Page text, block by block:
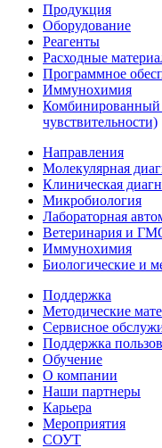
Продукция
Оборудование
Реагенты
Расходные
Программное
Иммунохимия
Комбинированный
чувствительности)
Направления
Молекулярная
Клиническая
Микробиология
Лабораторная
Ветеринария и
Иммунохимия
Биологические и
Поддержка
Методические
Сервисное
Поддержка
Обучение
О компании
Наши партнеры
Карьера
Мероприятия
СОУТ